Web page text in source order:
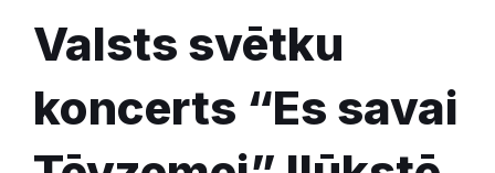
Valsts svētku
koncerts “Es savai